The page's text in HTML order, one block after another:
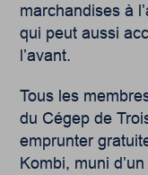
marchandises à
qui peut aussi
l’avant.
Tous les
du Cégep de
emprunter
Kombi, muni